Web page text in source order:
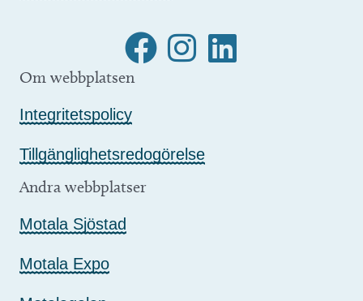
Om webbplatsen
Integritetspolicy
Tillgänglighetsredogörelse
Andra webbplatser
Motala Sjöstad
Motala Expo